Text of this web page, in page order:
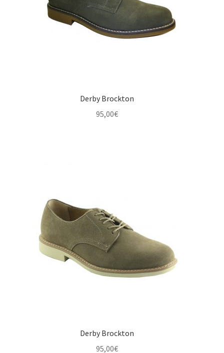
Derby Brockton
95,00€
Derby Brockton
95,00€